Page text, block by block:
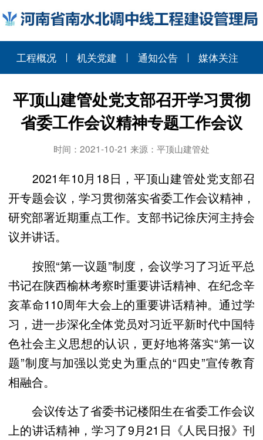
工程概况 机关党建 通知公告 媒体关注
平顶山建管处党支部召开学习贯彻
省委工作会议精神专题工作会议
时间：2021-10-21 来源：平顶山建管处
2021年10月18日，平顶山建管处党支部召
开专题会议，学习贯彻落实省委工作会议精神，
研究部署近期重点工作。支部书记徐庆河主持会
议并讲话。
按照“第一议题”制度，会议学习了习近平总
书记在陕西榆林考察时重要讲话精神、在纪念辛
亥革命110周年大会上的重要讲话精神。通过学
习，进一步深化全体党员对习近平新时代中国特
色社会主义思想的认识，更好地将落实“第一议
题”制度与加强以党史为重点的“四史”宣传教育
相融合。
会议传达了省委书记楼阳生在省委工作会议
上的讲话精神，学习了9月21日《人民日报》刊